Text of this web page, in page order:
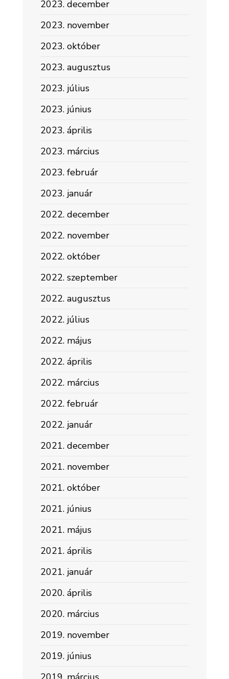
2023. december
2023. november
2023. október
2023. augusztus
2023. július
2023. június
2023. április
2023. március
2023. február
2023. január
2022. december
2022. november
2022. október
2022. szeptember
2022. augusztus
2022. július
2022. május
2022. április
2022. március
2022. február
2022. január
2021. december
2021. november
2021. október
2021. június
2021. május
2021. április
2021. január
2020. április
2020. március
2019. november
2019. június